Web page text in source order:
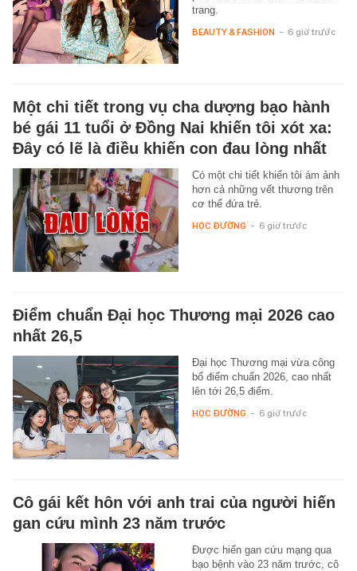
trang.
BEAUTY & FASHION - 6 giờ trước
Một chi tiết trong vụ cha dượng bạo hành
bé gái 11 tuổi ở Đồng Nai khiến tôi xót xa:
Đây có lẽ là điều khiến con đau lòng nhất
Có một chi tiết khiến tôi ám ảnh
hơn cả những vết thương trên
cơ thể đứa trẻ.
HỌC ĐƯỜNG - 6 giờ trước
Điểm chuẩn Đại học Thương mại 2026 cao
nhất 26,5
Đại học Thương mại vừa công
bố điểm chuẩn 2026, cao nhất
lên tới 26,5 điểm.
HỌC ĐƯỜNG - 6 giờ trước
Cô gái kết hôn với anh trai của người hiến
gan cứu mình 23 năm trước
Được hiến gan cứu mạng qua
bạo bệnh vào 23 năm trước, cô